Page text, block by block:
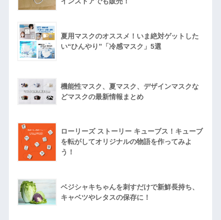
夏用マスクのオススメ！いま絶対ゲットした
い“ひんやり”「冷感マスク」5選
機能性マスク、夏マスク、デザインマスクな
どマスクの最新情報まとめ
ローリーズ ストーリー キューブス！キューブ
を転がしてオリジナルの物語を作ってみよ
う！
ベジシャキちゃんを刺すだけで新鮮長持ち、
キャベツやレタスの保存に！